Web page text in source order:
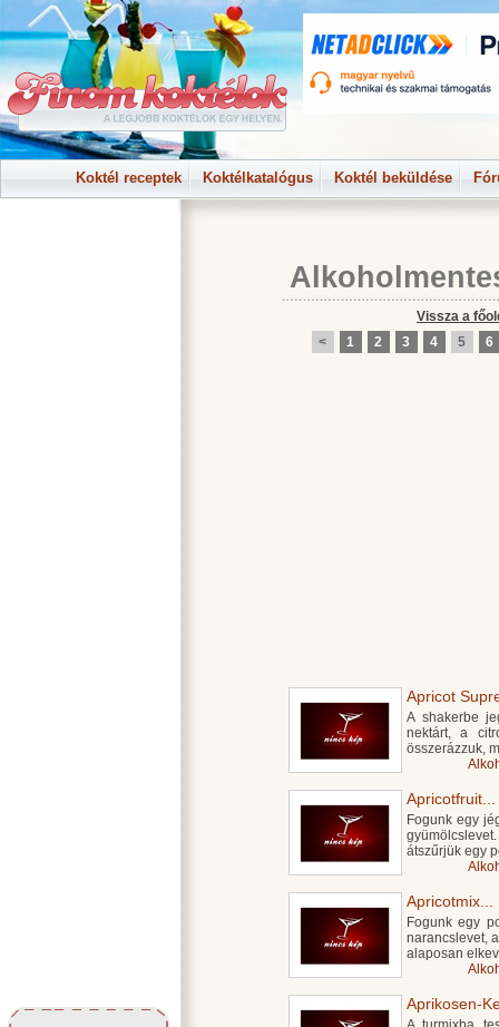
Koktél receptek Koktélkatalógus Koktél beküldése
Vissza a
<
1 2 3 4 5 6
Apricot
A shakerbe
nektárt, a
összerázzuk,
Apricotfruit...
Fogunk egy
átszűrjük egy
Apricotmix...
Fogunk egy
narancslevet,
alaposan
Aprikosen-